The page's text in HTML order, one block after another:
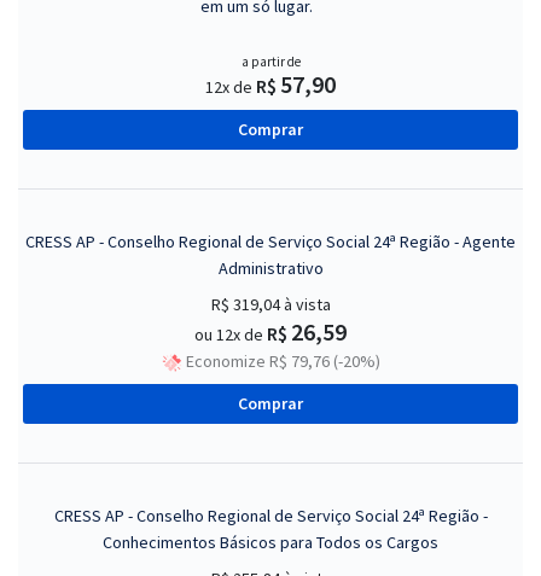
em um só lugar.
a partir de
12x de R$ 57,90
Comprar
CRESS AP - Conselho Regional de Serviço Social 24ª Região - Agente
Administrativo
R$ 319,04à vista
ou 12x de R$ 26,59
Economize R$ 79,76 (-20%)
Comprar
CRESS AP - Conselho Regional de Serviço Social 24ª Região -
Conhecimentos Básicos para Todos os Cargos